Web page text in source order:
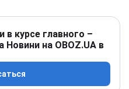
в курсе главного –
Новини на OBOZ.UA в